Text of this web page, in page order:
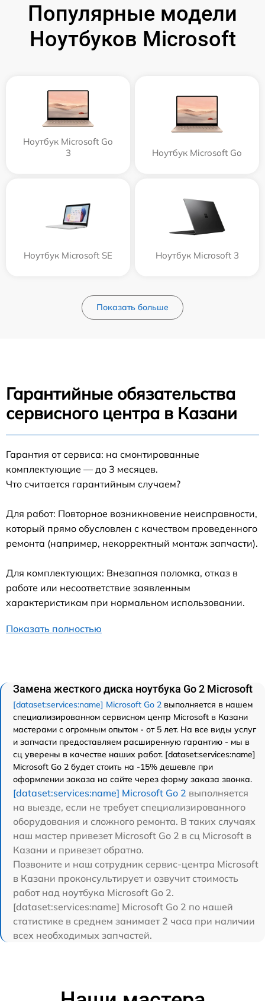
Популярные модели
Ноутбуков Microsoft
Ноутбук Microsoft Go
3
Ноутбук Microsoft Go
Ноутбук Microsoft SE Ноутбук Microsoft 3
Показать больше
Гарантийные обязательства
сервисного центра в Казани
Гарантия от сервиса: на смонтированные
комплектующие — до 3 месяцев.
Что считается гарантийным случаем?
Для работ: Повторное возникновение неисправности,
который прямо обусловлен с качеством проведенного
ремонта (например, некорректный монтаж запчасти).
Для комплектующих: Внезапная поломка, отказ в
работе или несоответствие заявленным
характеристикам при нормальном использовании.
Показать полностью
Замена жесткого диска ноутбука Go 2 Microsoft
[dataset:services:name] Microsoft Go 2 выполняется в нашем
специализированном сервисном центр Microsoft в Казани
мастерами с огромным опытом - от 5 лет. На все виды услуг
и запчасти предоставляем расширенную гарантию - мы в
сц уверены в качестве наших работ. [dataset:services:name]
Microsoft Go 2 будет стоить на -15% дешевле при
оформлении заказа на сайте через форму заказа звонка.
[dataset:services:name] Microsoft Go 2 выполняется
на выезде, если не требует специализированного
оборудования и сложного ремонта. В таких случаях
наш мастер привезет Microsoft Go 2 в сц Microsoft в
Казани и привезет обратно.
Позвоните и наш сотрудник сервис-центра Microsoft
в Казани проконсультирует и озвучит стоимость
работ над ноутбука Microsoft Go 2.
[dataset:services:name] Microsoft Go 2 по нашей
статистике в среднем занимает 2 часа при наличии
всех необходимых запчастей.